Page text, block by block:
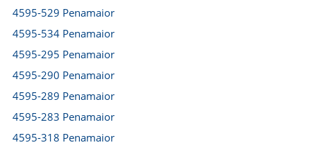
4595-529 Penamaior
4595-534 Penamaior
4595-295 Penamaior
4595-290 Penamaior
4595-289 Penamaior
4595-283 Penamaior
4595-318 Penamaior